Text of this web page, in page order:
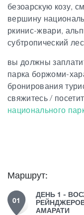
Планирование
безоарскую козу,
вершину
ркинис-жвари,
субтропический
вы должны
парка боржоми-
бронирования
свяжитесь /
национального
Маршрут:
01
ДЕНЬ 1 -
АМАРАТИ